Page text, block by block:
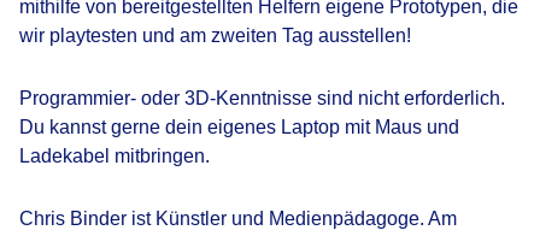
mithilfe von bereitgestellten Helfern eigene Prototypen, die
wir playtesten und am zweiten Tag ausstellen!
Programmier- oder 3D-Kenntnisse sind nicht erforderlich.
Du kannst gerne dein eigenes Laptop mit Maus und
Ladekabel mitbringen.
Chris Binder ist Künstler und Medienpädagoge. Am